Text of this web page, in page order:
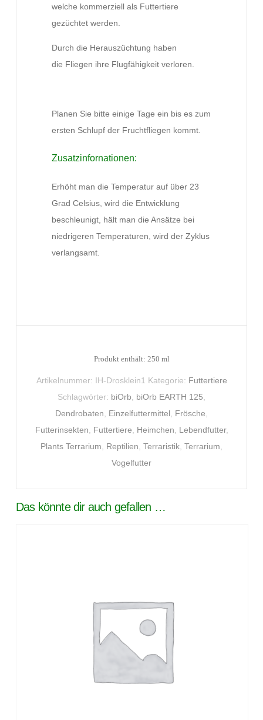
welche kommerziell als Futtertiere
gezüchtet werden.
Durch die Herauszüchtung haben
die Fliegen ihre Flugfähigkeit verloren.
Planen Sie bitte einige Tage ein bis es zum
ersten Schlupf der Fruchtfliegen kommt.
Zusatzinfornationen:
Erhöht man die Temperatur auf über 23
Grad Celsius, wird die Entwicklung
beschleunigt, hält man die Ansätze bei
niedrigeren Temperaturen, wird der Zyklus
verlangsamt.
Produkt enthält: 250 ml
Artikelnummer: IH-Drosklein1 Kategorie: Futtertiere
Schlagwörter: biOrb biOrb EARTH 125
Dendrobaten
Einzelfuttermittel Frösche
Futterinsekten
Futtertiere Heimchen Lebendfutter,
Plants Terrarium
Reptilien Terraristik Terrarium
Vogelfutter
Das könnte dir auch gefallen …